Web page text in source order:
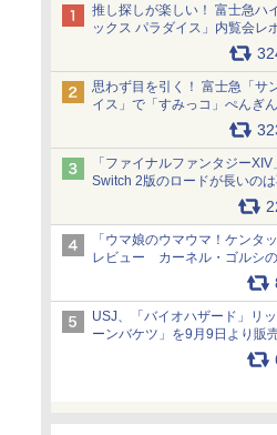
推し探しが楽しい！ 富士急ハ
ックス パラダイス」内覧会レ
思わず目を引く！ 富士急「サ
イス」で「すみっコ」ぺんぎ
ッグを食べてみた イラストそ
ー化に挑戦。これが意外にもお
pic.x.com/Kgl04hZaeg
「ファイナルファンタジー
Switch 2版のロードが長いの
アップデートできるよう対応中
「ウマ娘のウマウマ！ケンタ
レビュー カーネル・ゴルシ
パッケージや描き下ろしトレ
USJ、「バイオハザード」リ
ーンバケツ」を9月9日より
組み。味は恐怖を堪のう「味